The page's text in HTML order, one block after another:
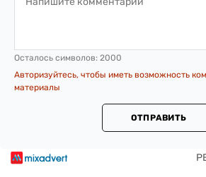
Осталось символов: 2000
Авторизуйтесь, чтобы иметь возможность
материалы
ОТПРАВИТЬ